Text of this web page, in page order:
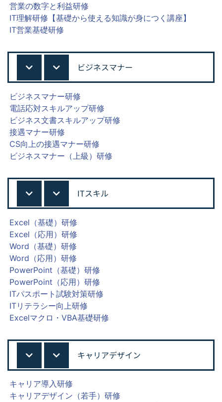
営業の数字と利益研修
IT理解研修【基礎から使える知識が身につく講座】
IT営業基礎研修
ビジネスマナー
ビジネスマナー研修
電話応対スキルアップ研修
ビジネス文書スキルアップ研修
接遇マナー研修
CS向上の接遇マナー研修
ビジネスマナー（上級）研修
ITスキル
Excel（基礎）研修
Excel（応用）研修
Word（基礎）研修
Word（応用）研修
PowerPoint（基礎）研修
PowerPoint（応用）研修
ITパスポート試験対策研修
ITリテラシー向上研修
Excelマクロ・VBA基礎研修
キャリアデザイン
キャリア導入研修
キャリアデザイン（若手）研修